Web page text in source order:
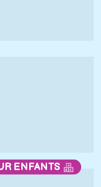
ENFANTS